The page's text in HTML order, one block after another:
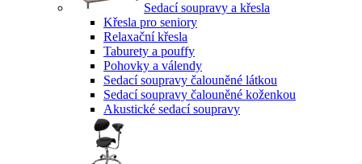
Sedací soupravy a křesla
Křesla pro seniory
Relaxační křesla
Taburety a pouffy
Pohovky a válendy
Sedací soupravy čalouněné látkou
Sedací soupravy čalouněné koženkou
Akustické sedací soupravy